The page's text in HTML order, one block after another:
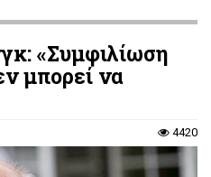
«Συμφιλίωση
μπορεί να
4420